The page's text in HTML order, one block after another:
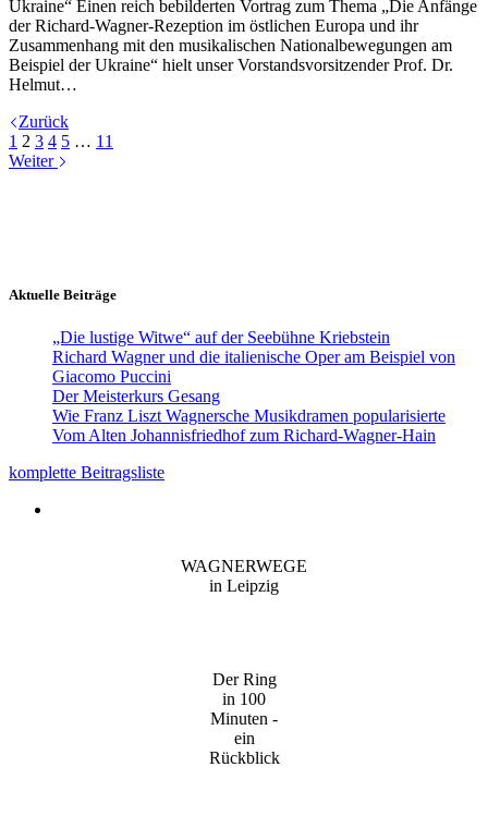
Ukraine“ Einen reich bebilderten Vortrag zum Thema „Die Anfänge
der Richard-Wagner-Rezeption im östlichen Europa und ihr
Zusammenhang mit den musikalischen Nationalbewegungen am
Beispiel der Ukraine“ hielt unser Vorstandsvorsitzender Prof. Dr.
Helmut…
Zurück
1 2 3 4 5 … 11
Weiter
Aktuelle Beiträge
„Die lustige Witwe“ auf der Seebühne Kriebstein
Richard Wagner und die italienische Oper am Beispiel von
Giacomo Puccini
Der Meisterkurs Gesang
Wie Franz Liszt Wagnersche Musikdramen popularisierte
Vom Alten Johannisfriedhof zum Richard-Wagner-Hain
komplette Beitragsliste
WAGNERWEGE
in Leipzig
Der Ring
in 100
Minuten -
ein
Rückblick